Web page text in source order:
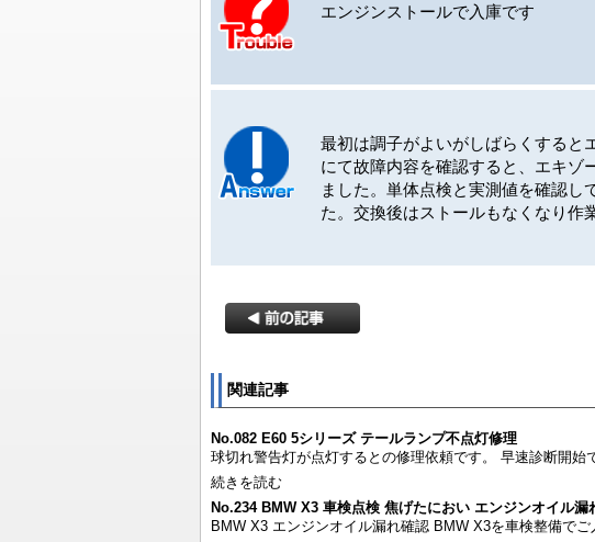
エンジンストールで入庫です
最初は調子がよいがしばらくすると
にて故障内容を確認すると、エキゾ
ました。単体点検と実測値を確認し
た。交換後はストールもなくなり作
関連記事
No.082 E60 5シリーズ テールランプ不点灯修理
球切れ警告灯が点灯するとの修理依頼です。 早速診断開始
続きを読む
No.234 BMW X3 車検点検 焦げたにおい エンジンオイル漏
BMW X3 エンジンオイル漏れ確認 BMW X3を車検整備で